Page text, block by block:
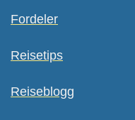
Fordeler
Reisetips
Reiseblogg